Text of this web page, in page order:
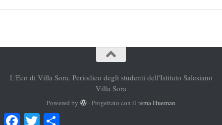
L'Eco di Villa Sora. Periodico degli studenti dell'Istituto Salesiano
Villa Sora
Powered by - Progettato con iltema Hueman
FacebookTwitter